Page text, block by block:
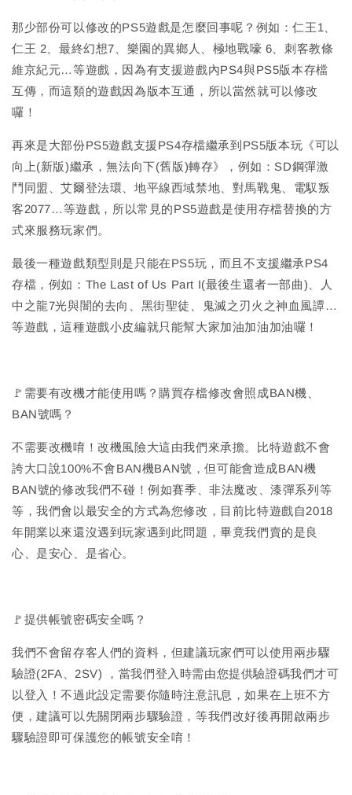
那少部份可以修改的PS5遊戲是怎麼回事呢？例如：仁王1、
仁王 2、最終幻想7、樂園的異鄉人、極地戰嚎 6、刺客教條
維京紀元…等遊戲，因為有支援遊戲內PS4與PS5版本存檔
互傳，而這類的遊戲因為版本互通，所以當然就可以修改
囉！
再來是大部份PS5遊戲支援PS4存檔繼承到PS5版本玩《可以
向上(新版)繼承，無法向下(舊版)轉存》，例如：SD鋼彈激
鬥同盟、艾爾登法環、地平線西域禁地、對馬戰鬼、電馭叛
客2077…等遊戲，所以常見的PS5遊戲是使用存檔替換的方
式來服務玩家們。
最後一種遊戲類型則是只能在PS5玩，而且不支援繼承PS4
存檔，例如：The Last of Us Part I(最後生還者一部曲)、人
中之龍7光與闇的去向、黑街聖徒、鬼滅之刃火之神血風譚…
等遊戲，這種遊戲小皮編就只能幫大家加油加油加油囉！
🚩需要有改機才能使用嗎？購買存檔修改會照成BAN機、
BAN號嗎？
不需要改機唷！改機風險大這由我們來承擔。比特遊戲不會
誇大口說100%不會BAN機BAN號，但可能會造成BAN機
BAN號的修改我們不碰！例如賽季、非法魔改、漆彈系列等
等，我們會以最安全的方式為您修改，目前比特遊戲自2018
年開業以來還沒遇到玩家遇到此問題，畢竟我們賣的是良
心、是安心、是省心。
🚩提供帳號密碼安全嗎？
我們不會留存客人們的資料，但建議玩家們可以使用兩步驟
驗證(2FA、2SV) ，當我們登入時需由您提供驗證碼我們才可
以登入！不過此設定需要你隨時注意訊息，如果在上班不方
便，建議可以先關閉兩步驟驗證，等我們改好後再開啟兩步
驟驗證即可保護您的帳號安全唷！